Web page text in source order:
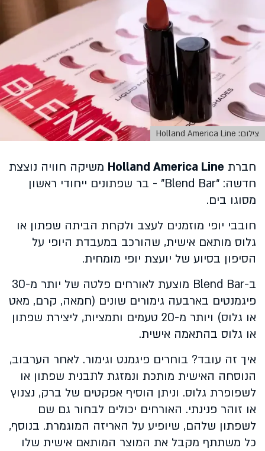
צילום: Holland America Line
חברת Holland America Line משיקה חוויה נוצצת
חדשה: “Blend Bar” - בר שפתונים ייחודי ראשון
מסוגו בים.
חובבי יופי מוזמנים לעצב ולקחת הביתה שפתון או
גלוס מותאם אישית, שהורכב במעבדת היופי על
הסיפון בסיוע של יועצת יופי מומחית.
ב-Blend Bar מוצעת לאורחים פלטה של יותר מ-30
פיגמנטים בארבעה גימורים שונים (חמאה, קרם, מאט
או גלוס) ויותר מ-20 טעמים ותמציות, ליצירת שפתון
או גלוס בהתאמה אישית.
איך זה עובד? בוחרים פיגמנט וגימור. לאחר הערבוב,
הנוסחה האישית מותכת ונמזגת לתבנית שפתון או
לשפופרת גלוס. וניתן הוסיף אפקטים של ברק, נצנוץ
או זוהר פנינתי. האורחים יכולים לבחור גם שם
לשפתון שלהם, שיופיע על האריזה המוגמרת. בנוסף,
כל משתתף מקבל את המוצר המותאם אישית שלו